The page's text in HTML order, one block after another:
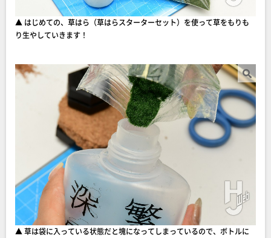
▲ はじめての、草はら（草はらスターターセット）を使って草をもりも
り生やしていきます！
▲ 草は袋に入っている状態だと塊になってしまっているので、ボトルに